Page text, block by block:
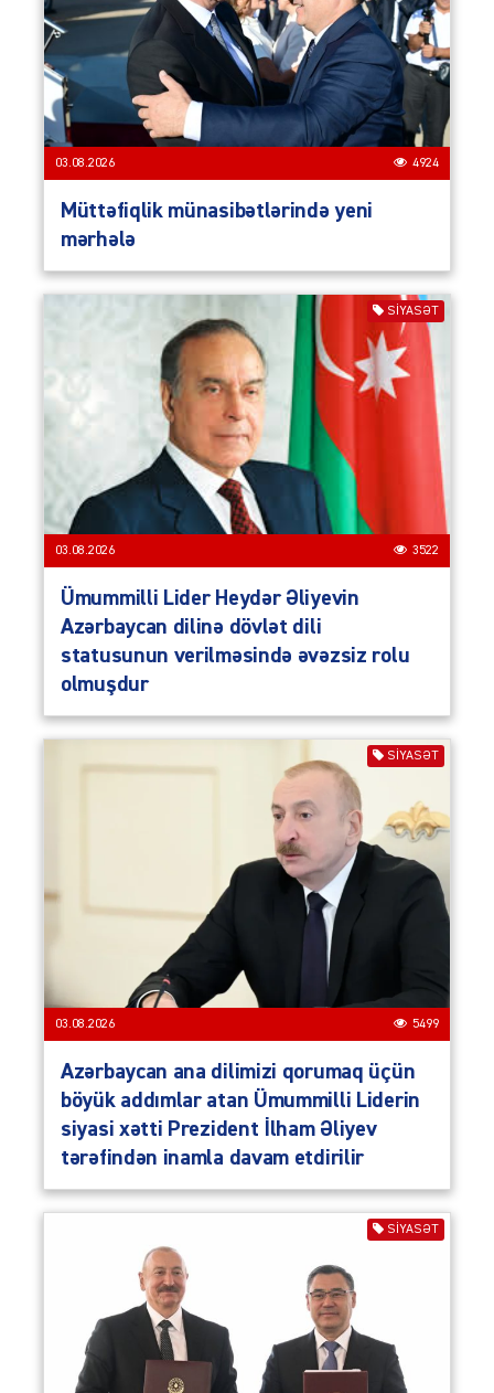
03.08.2026 4924
Müttəfiqlik münasibətlərində yeni
mərhələ
SIYASƏT
03.08.2026 3522
Ümummilli Lider Heydər Əliyevin
Azərbaycan dilinə dövlət dili
statusunun verilməsində əvəzsiz rolu
olmuşdur
SIYASƏT
03.08.2026 5499
Azərbaycan ana dilimizi qorumaq üçün
böyük addımlar atan Ümummilli Liderin
siyasi xətti Prezident İlham Əliyev
tərəfindən inamla davam etdirilir
SIYASƏT